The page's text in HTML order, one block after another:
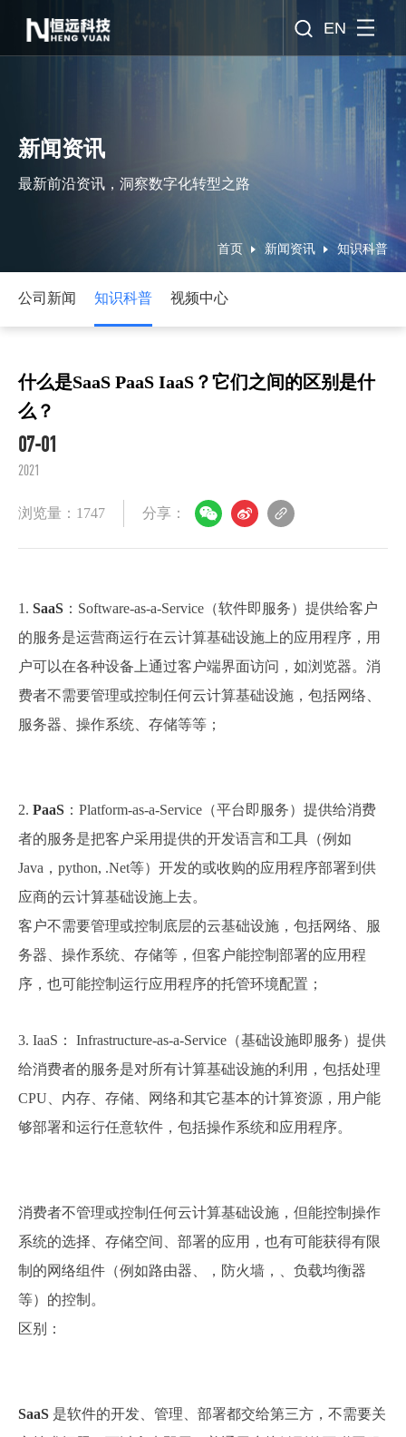
EN
新闻资讯
最新前沿资讯，洞察数字化转型之路
首页 新闻资讯 知识科普
公司新闻 知识科普 视频中心
什么是SaaS PaaS IaaS？它们之间的区别是什
么？
07-01
2021
浏览量：1747 分享：
1. SaaS ：Software-as-a-Service（软件即服务）提供给客户
的服务是运营商运行在云计算基础设施上的应用程序，用
户可以在各种设备上通过客户端界面访问，如浏览器。消
费者不需要管理或控制任何云计算基础设施，包括网络、
服务器、操作系统、存储等等；
2. PaaS ：Platform-as-a-Service（平台即服务）提供给消费
者的服务是把客户采用提供的开发语言和工具（例如
Java，python, .Net等）开发的或收购的应用程序部署到供
应商的云计算基础设施上去。
客户不需要管理或控制底层的云基础设施，包括网络、服
务器、操作系统、存储等，但客户能控制部署的应用程
序，也可能控制运行应用程序的托管环境配置；
3. IaaS： Infrastructure-as-a-Service（基础设施即服务）提供
给消费者的服务是对所有计算基础设施的利用，包括处理
CPU、内存、存储、网络和其它基本的计算资源，用户能
够部署和运行任意软件，包括操作系统和应用程序。
消费者不管理或控制任何云计算基础设施，但能控制操作
系统的选择、存储空间、部署的应用，也有可能获得有限
制的网络组件（例如路由器、，防火墙，、负载均衡器
等）的控制。
区别：
SaaS 是软件的开发、管理、部署都交给第三方，不需要关